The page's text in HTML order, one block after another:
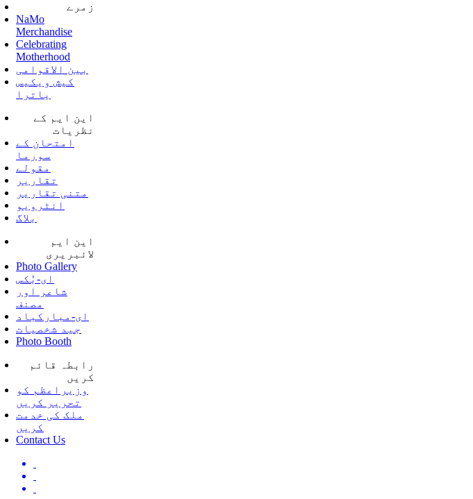
زمرے
NaMo
Merchandise
Celebrating
Motherhood
بین الاقوامی
کیش ویکیس
یاترا
این ایم کے
نظریات
امتحان کے
سورما
مقولے
تقاریر
متنی تقاریر
انٹرویو
بلاگ
این ایم
لائبریری
Photo Gallery
ای-بُکس
شاعر اور
مصنف
ای-مبارکباد
جید شخصیات
Photo Booth
رابطہ قائم
کریں
وزیراعظم کو
تحریر کریں
ملک کی خدمت
کریں
Contact Us